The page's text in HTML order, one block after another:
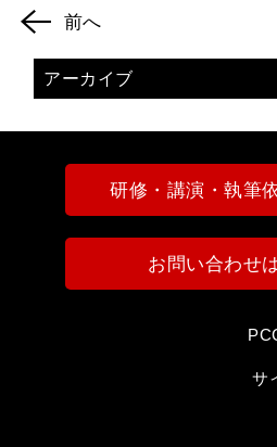
前へ
アーカイブ
研修・講演・執筆
お問い合わせ
サ